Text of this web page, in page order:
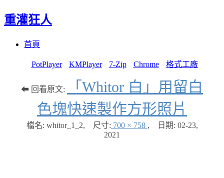
重灌狂人
首頁
PotPlayer KMPlayer 7-Zip Chrome 格式工廠
⬅ 回看原文:
「Whitor 白」用留白
色塊快速製作方形照片
檔名: whitor_1_2, 尺寸: 700 × 758 , 日期: 02-23,
2021